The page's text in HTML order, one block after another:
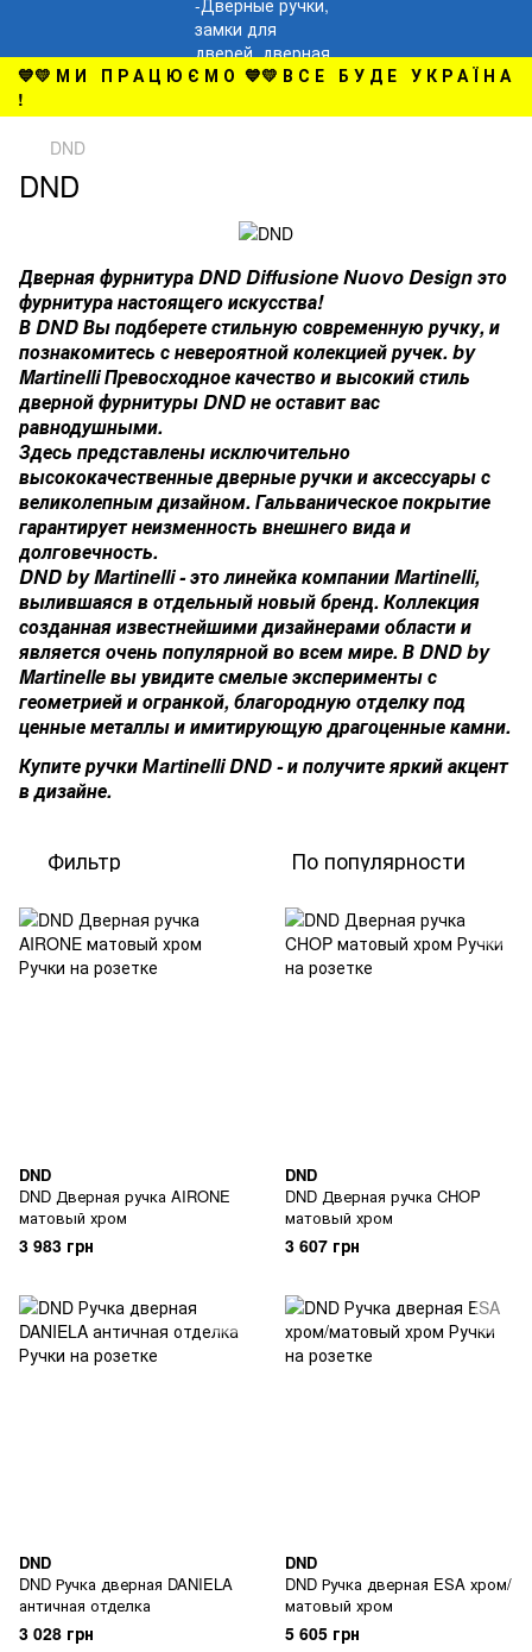
💙💛 М И П Р А Ц Ю Є М О 💙💛 В С Е Б У Д Е У К Р А Ї Н А
!
DND
DND
Дверная фурнитураDND Diffusione Nuovo Designэто
фурнитура настоящего искусства!
В DND Вы подберете стильную современную ручку, и
познакомитесь с невероятной колекцией ручек. by
Martinelli Превосходное качество и высокий стиль
дверной фурнитуры DND не оставит вас
равнодушными.
Здесь представлены исключительно
высококачественные дверные ручки и аксессуары с
великолепным дизайном. Гальваническое покрытие
гарантирует неизменность внешнего вида и
долговечность.
DND by Martinelli - это линейка компании Martinelli,
вылившаяся в отдельный новый бренд. Коллекция
созданная известнейшими дизайнерами области и
является очень популярной во всем мире. В DND by
Martinelle вы увидите смелые эксперименты с
геометрией и огранкой, благородную отделку под
ценные металлы и имитирующую драгоценные камни.
Купите ручки Мartinelli DND - и получите яркий акцент
в дизайне.
Фильтр По популярности
DND
DND Дверная ручка AIRONE
матовый хром
3 983 грн
DND
DND Дверная ручка CHOP
матовый хром
3 607 грн
DND
DND Ручка дверная DANIELA
античная отделка
3 028 грн
DND
DND Ручка дверная ESA хром/
матовый хром
5 605 грн